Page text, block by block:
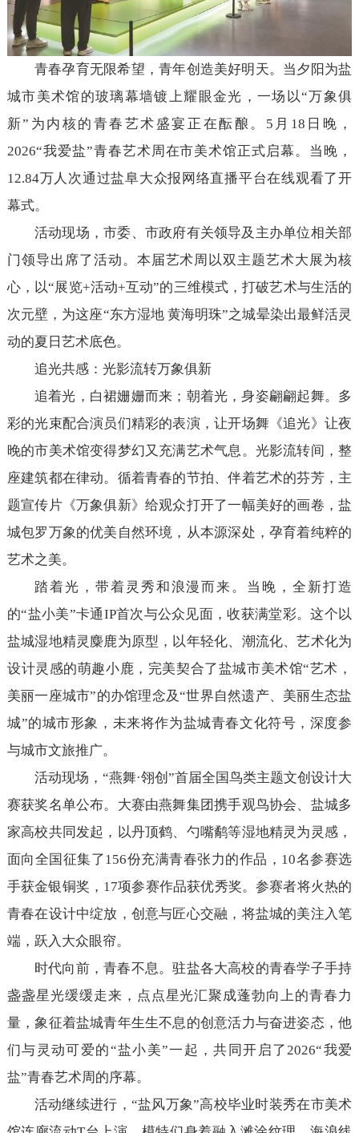
青春孕育无限希望，青年创造美好明天。当夕阳为盐
城市美术馆的玻璃幕墙镀上耀眼金光，一场以“万象俱
新”为内核的青春艺术盛宴正在酝酿。5月18日晚，
2026“我爱盐”青春艺术周在市美术馆正式启幕。当晚，
12.84万人次通过盐阜大众报网络直播平台在线观看了开
幕式。
活动现场，市委、市政府有关领导及主办单位相关部
门领导出席了活动。本届艺术周以双主题艺术大展为核
心，以“展览+活动+互动”的三维模式，打破艺术与生活的
次元壁，为这座“东方湿地 黄海明珠”之城晕染出最鲜活灵
动的夏日艺术底色。
追光共感：光影流转万象俱新
追着光，白裙姗姗而来；朝着光，身姿翩翩起舞。多
彩的光束配合演员们精彩的表演，让开场舞《追光》让夜
晚的市美术馆变得梦幻又充满艺术气息。光影流转间，整
座建筑都在律动。循着青春的节拍、伴着艺术的芬芳，主
题宣传片《万象俱新》给观众打开了一幅美好的画卷，盐
城包罗万象的优美自然环境，从本源深处，孕育着纯粹的
艺术之美。
踏着光，带着灵秀和浪漫而来。当晚，全新打造
的“盐小美”卡通IP首次与公众见面，收获满堂彩。这个以
盐城湿地精灵麋鹿为原型，以年轻化、潮流化、艺术化为
设计灵感的萌趣小鹿，完美契合了盐城市美术馆“艺术，
美丽一座城市”的办馆理念及“世界自然遗产、美丽生态盐
城”的城市形象，未来将作为盐城青春文化符号，深度参
与城市文旅推广。
活动现场，“燕舞·翎创”首届全国鸟类主题文创设计大
赛获奖名单公布。大赛由燕舞集团携手观鸟协会、盐城多
家高校共同发起，以丹顶鹤、勺嘴鹬等湿地精灵为灵感，
面向全国征集了156份充满青春张力的作品，10名参赛选
手获金银铜奖，17项参赛作品获优秀奖。参赛者将火热的
青春在设计中绽放，创意与匠心交融，将盐城的美注入笔
端，跃入大众眼帘。
时代向前，青春不息。驻盐各大高校的青春学子手持
盏盏星光缓缓走来，点点星光汇聚成蓬勃向上的青春力
量，象征着盐城青年生生不息的创意活力与奋进姿态，他
们与灵动可爱的“盐小美”一起，共同开启了2026“我爱
盐”青春艺术周的序幕。
活动继续进行，“盐风万象”高校毕业时装秀在市美术